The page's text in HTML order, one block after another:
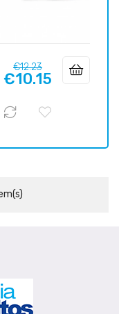
Regular
price
€12.23Price
€10.15